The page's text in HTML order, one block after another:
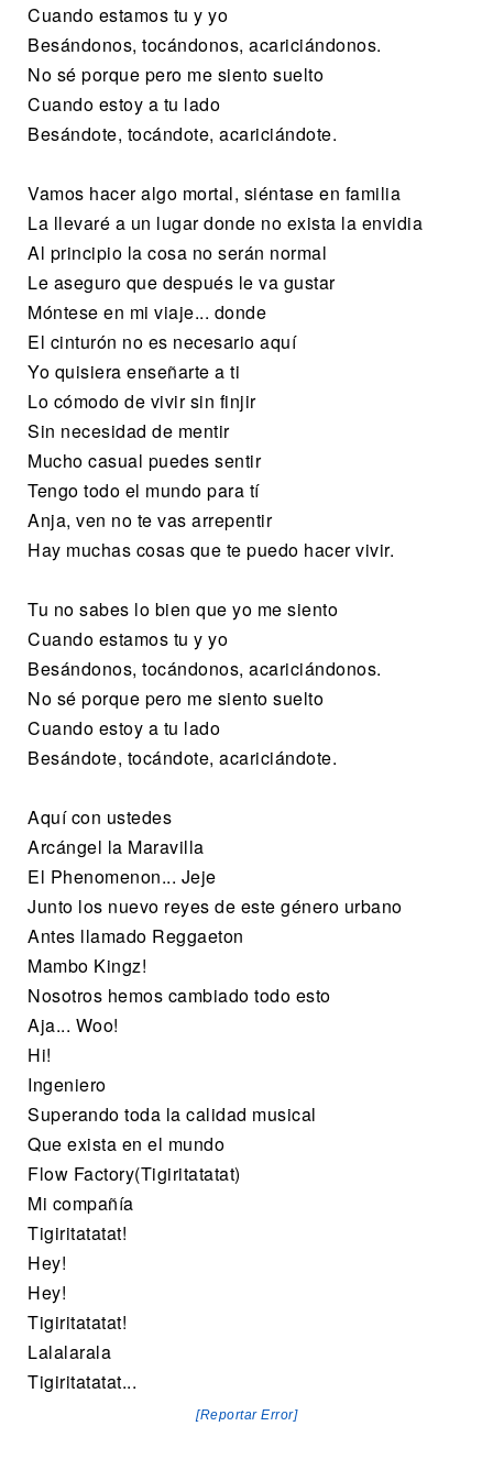
Cuando estamos tu y yo
Besándonos, tocándonos, acariciándonos.
No sé porque pero me siento suelto
Cuando estoy a tu lado
Besándote, tocándote, acariciándote.
Vamos hacer algo mortal, siéntase en familia
La llevaré a un lugar donde no exista la envidia
Al principio la cosa no serán normal
Le aseguro que después le va gustar
Móntese en mi viaje... donde
El cinturón no es necesario aquí
Yo quisiera enseñarte a ti
Lo cómodo de vivir sin finjir
Sin necesidad de mentir
Mucho casual puedes sentir
Tengo todo el mundo para tí
Anja, ven no te vas arrepentir
Hay muchas cosas que te puedo hacer vivir.
Tu no sabes lo bien que yo me siento
Cuando estamos tu y yo
Besándonos, tocándonos, acariciándonos.
No sé porque pero me siento suelto
Cuando estoy a tu lado
Besándote, tocándote, acariciándote.
Aquí con ustedes
Arcángel la Maravilla
El Phenomenon... Jeje
Junto los nuevo reyes de este género urbano
Antes llamado Reggaeton
Mambo Kingz!
Nosotros hemos cambiado todo esto
Aja... Woo!
Hi!
Ingeniero
Superando toda la calidad musical
Que exista en el mundo
Flow Factory(Tigiritatatat)
Mi compañía
Tigiritatatat!
Hey!
Hey!
Tigiritatatat!
Lalalarala
Tigiritatatat...
[Reportar Error]